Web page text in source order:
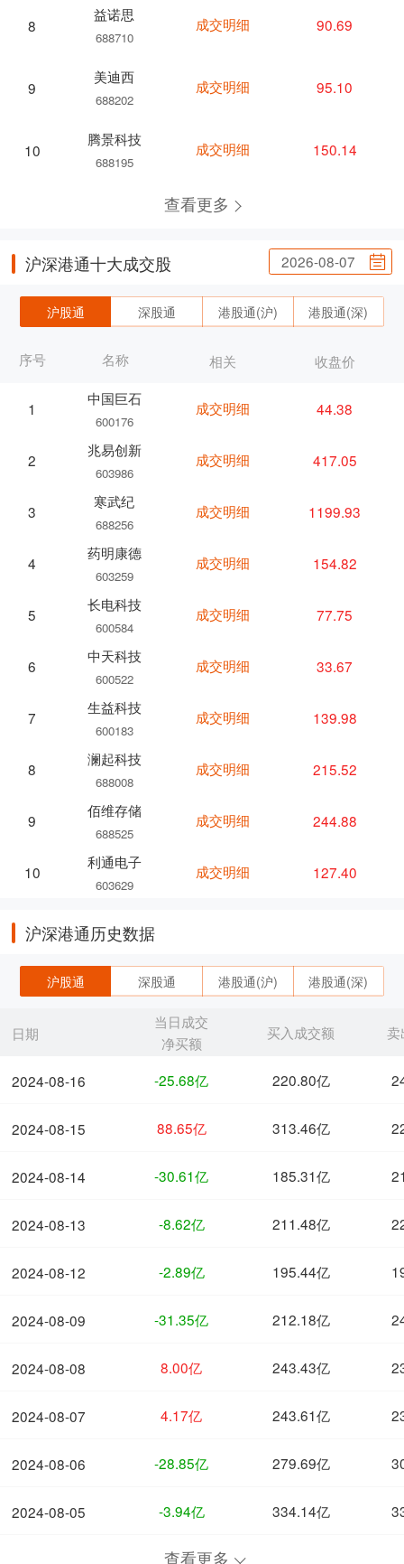
8
益诺思
688710
9
美迪西
688202
10
腾景科技
688195
成交明细 90.69
成交明细 95.10
成交明细 150.14
查看更多
沪深港通十大成交股 2026-08-07
沪股通 深股通 港股通(沪) 港股通(深)
序号 名称
1
中国巨石
600176
2
兆易创新
603986
3
寒武纪
688256
4
药明康德
603259
5
长电科技
600584
6
中天科技
600522
7
生益科技
600183
8
澜起科技
688008
9
佰维存储
688525
10
利通电子
603629
相关 收盘价
成交明细 44.38
成交明细 417.05
成交明细 1199.93
成交明细 154.82
成交明细 77.75
成交明细 33.67
成交明细 139.98
成交明细 215.52
成交明细 244.88
成交明细 127.40
沪深港通历史数据
沪股通 深股通 港股通(沪) 港股通(深)
日期
2024-08-16
2024-08-15
2024-08-14
2024-08-13
2024-08-12
2024-08-09
2024-08-08
2024-08-07
2024-08-06
2024-08-05
当日成交
净买额
买入成交额 卖
-25.68亿 220.80亿
88.65亿 313.46亿
-30.61亿 185.31亿
-8.62亿 211.48亿
-2.89亿 195.44亿
-31.35亿 212.18亿
8.00亿 243.43亿
4.17亿 243.61亿
-28.85亿 279.69亿
-3.94亿 334.14亿
查看更多